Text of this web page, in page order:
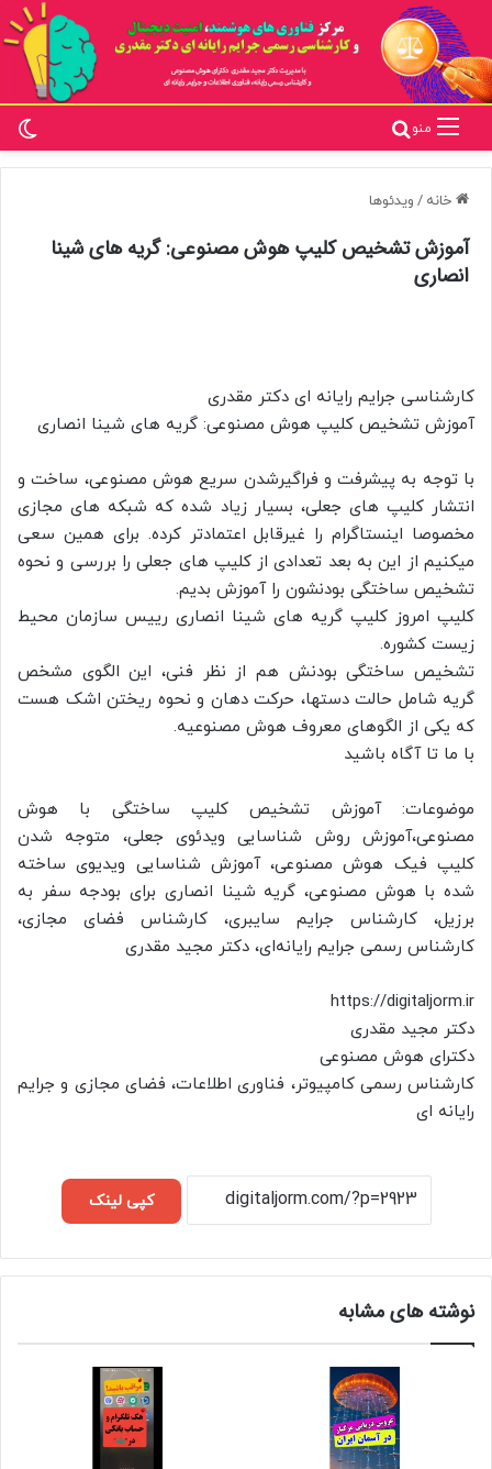
منو
خانه / ویدئوها
آموزش تشخیص کلیپ هوش مصنوعی: گریه های شینا
انصاری
کارشناسی جرایم رایانه ای دکتر مقدری
آموزش تشخیص کلیپ هوش مصنوعی: گریه های شینا انصاری
با توجه به پیشرفت و فراگیرشدن سریع هوش مصنوعی، ساخت و
انتشار کلیپ های جعلی، بسیار زیاد شده که شبکه های مجازی
مخصوصا اینستاگرام را غیرقابل اعتمادتر کرده. برای همین سعی
میکنیم از این به بعد تعدادی از کلیپ های جعلی‌ را بررسی و نحوه
تشخیص ساختگی بودنشون را آموزش بدیم.
کلیپ امروز کلیپ گریه های شینا انصاری رییس سازمان محیط
زیست کشوره.
تشخیص ساختگی بودنش هم از نظر فنی، این الگوی مشخص
گریه شامل حالت دستها، حرکت دهان و نحوه ریختن اشک هست
که یکی از الگوهای معروف هوش مصنوعیه.
با ما تا آگاه باشید
موضوعات: آموزش تشخیص کلیپ ساختگی با هوش
مصنوعی،آموزش روش شناسایی ویدئوی جعلی، متوجه شدن
کلیپ فیک هوش مصنوعی، آموزش شناسایی ویدیوی ساخته
شده با هوش مصنوعی، گریه شینا انصاری برای بودجه سفر به
برزیل، کارشناس جرایم سایبری، کارشناس فضای مجازی،
کارشناس رسمی جرایم رایانه‌ای، دکتر مجید مقدری
https://digitaljorm.ir
دکتر مجید مقدری
دکترای هوش مصنوعی
کارشناس رسمی کامپیوتر، فناوری اطلاعات، فضای مجازی و جرایم
رایانه ای
کپی لینک
نوشته های مشابه